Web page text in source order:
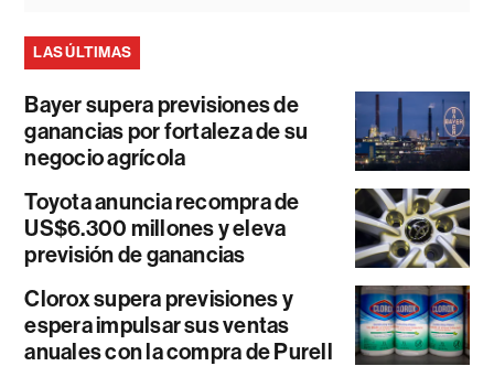
LAS ÚLTIMAS
Bayer supera previsiones de
ganancias por fortaleza de su
negocio agrícola
Toyota anuncia recompra de
US$6.300 millones y eleva
previsión de ganancias
Clorox supera previsiones y
espera impulsar sus ventas
anuales con la compra de Purell